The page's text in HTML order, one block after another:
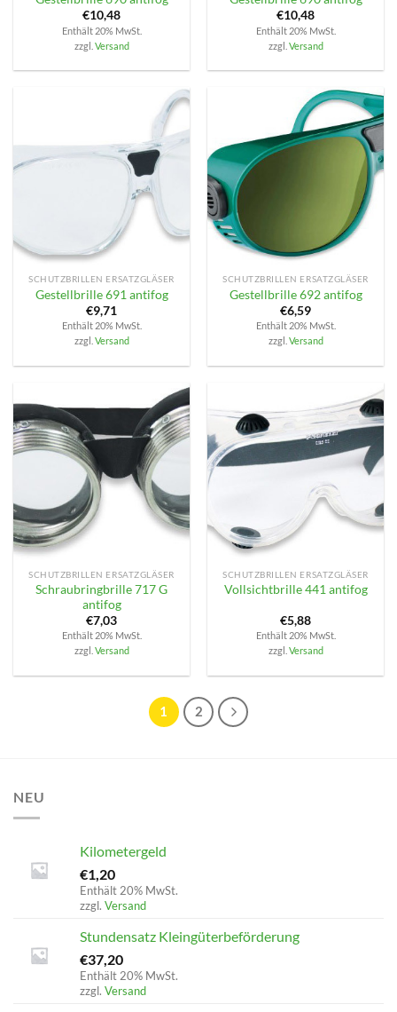
€10,48
Enthält 20% MwSt.
zzgl. Versand
€10,48
Enthält 20% MwSt.
zzgl. Versand
SCHUTZBRILLEN ERSATZGLÄSER
Gestellbrille 691 antifog
€9,71
Enthält 20% MwSt.
zzgl. Versand
SCHUTZBRILLEN ERSATZGLÄSER
Gestellbrille 692 antifog
€6,59
Enthält 20% MwSt.
zzgl. Versand
SCHUTZBRILLEN ERSATZGLÄSER
Schraubringbrille 717 G
antifog
€7,03
Enthält 20% MwSt.
zzgl. Versand
SCHUTZBRILLEN ERSATZGLÄSER
Vollsichtbrille 441 antifog
€5,88
Enthält 20% MwSt.
zzgl. Versand
1 2
NEU
Kilometergeld
€1,20
Enthält 20% MwSt.
zzgl. Versand
Stundensatz Kleingüterbeförderung
€37,20
Enthält 20% MwSt.
zzgl. Versand